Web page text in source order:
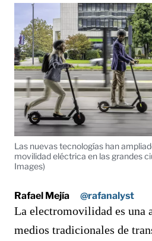
Las nuevas tecnologías han
movilidad eléctrica en las grandes
Images)
Rafael Mejía @rafanalyst
La electromovilidad es una
medios tradicionales de